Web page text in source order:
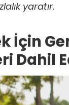
yaratır.
İçin
Dahil